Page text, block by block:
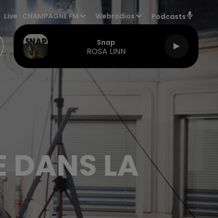
Live : CHAMPAGNE FM Webradios Podcasts
Snap
ROSA LINN
DANS LA